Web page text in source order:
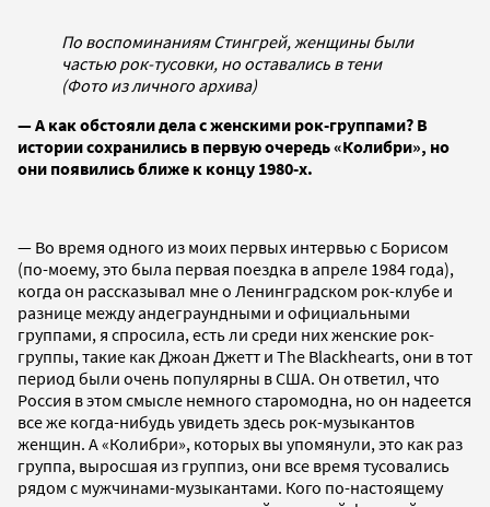
По воспоминаниям Стингрей, женщины были
частью рок-тусовки, но оставались в тени
(Фото из личного архива)
— А как обстояли дела с женскими рок-группами? В
истории сохранились в первую очередь «Колибри», но
они появились ближе к концу 1980-х.
— Во время одного из моих первых интервью с Борисом
(по-моему, это была первая поездка в апреле 1984 года),
когда он рассказывал мне о Ленинградском рок-клубе и
разнице между андеграундными и официальными
группами, я спросила, есть ли среди них женские рок-
группы, такие как Джоан Джетт и The Blackhearts, они в тот
период были очень популярны в США. Он ответил, что
Россия в этом смысле немного старомодна, но он надеется
все же когда-нибудь увидеть здесь рок-музыкантов
женщин. А «Колибри», которых вы упомянули, это как раз
группа, выросшая из группиз, они все время тусовались
рядом с мужчинами-музыкантами. Кого по-настоящему